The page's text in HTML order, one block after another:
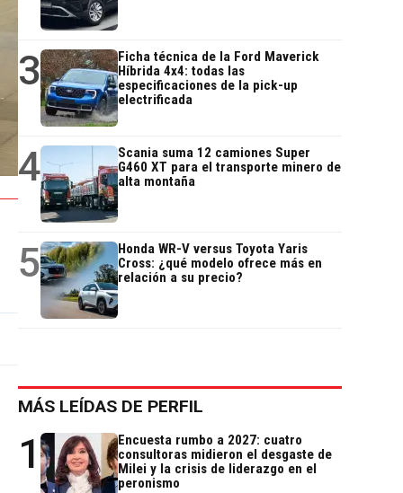
3
Ficha técnica de la Ford Maverick
Híbrida 4x4: todas las
especificaciones de la pick-up
electrificada
4
Scania suma 12 camiones Super
G460 XT para el transporte minero de
alta montaña
5
Honda WR-V versus Toyota Yaris
Cross: ¿qué modelo ofrece más en
relación a su precio?
MÁS LEÍDAS DE PERFIL
1
Encuesta rumbo a 2027: cuatro
consultoras midieron el desgaste de
Milei y la crisis de liderazgo en el
peronismo